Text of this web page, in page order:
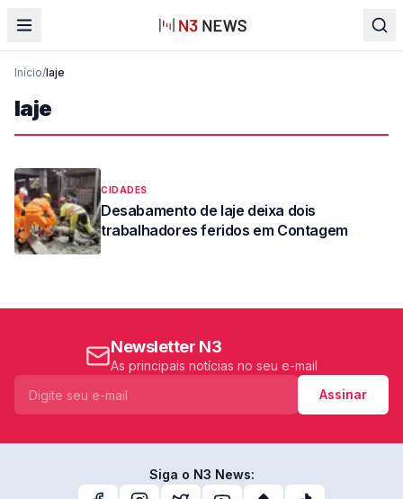
Início/laje
laje
CIDADES
Desabamento de laje deixa dois
trabalhadores feridos em Contagem
Newsletter N3
As principais notícias no seu e-mail
Assinar
Siga o N3 News: